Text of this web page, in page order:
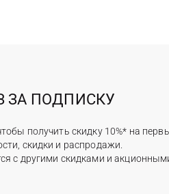
ЗА ПОДПИСКУ
получить скидку 10%* на
скидки и распродажи.
с другими скидками и